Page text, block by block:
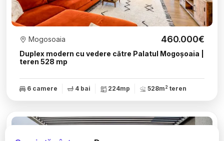
Duplex modern cu vedere către Palatul Mogoșoaia |
teren 528 mp
Mogosoaia 460.000€
6 camere 4 bai 224mp 528m2 teren